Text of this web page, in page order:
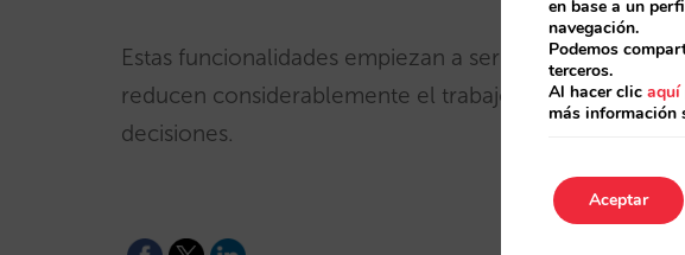
Estas funcionalidades empiezan a ser fundamentales
reducen considerablemente el trabajo del día a día y
decisiones.
en base a un
navegación.
Podemos
terceros.
Al hacer clic aquí
más información
Aceptar